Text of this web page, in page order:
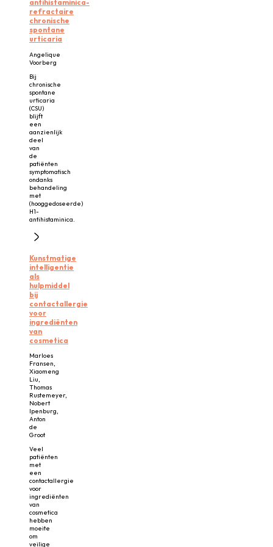
antihistaminica-
refractaire
chronische
spontane
urticaria
Angelique
Voorberg
Bij
chronische
spontane
urticaria
(CSU)
blijft
een
aanzienlijk
deel
van
de
patiënten
symptomatisch
ondanks
behandeling
met
(hooggedoseerde)
H1-
antihistaminica.
Kunstmatige
intelligentie
als
hulpmiddel
bij
contactallergie
voor
ingrediënten
van
cosmetica
Marloes
Fransen,
Xiaomeng
Liu,
Thomas
Rustemeyer,
Nobert
Ipenburg,
Anton
de
Groot
Veel
patiënten
met
een
contactallergie
voor
ingrediënten
van
cosmetica
hebben
moeite
om
veilige